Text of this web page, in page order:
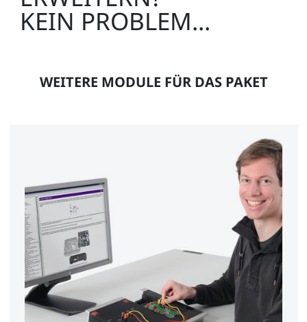
KEIN PROBLEM...
WEITERE MODULE FÜR DAS PAKET